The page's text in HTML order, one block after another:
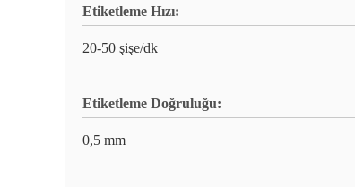
Etiketleme Hızı:
20-50 şişe/dk
Etiketleme Doğruluğu:
0,5 mm